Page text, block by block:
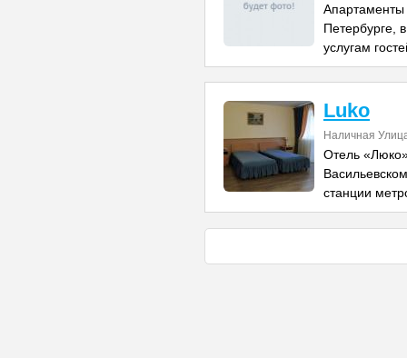
Апартаменты
Петербурге,
услугам
Luko
Наличная
Отель
станции